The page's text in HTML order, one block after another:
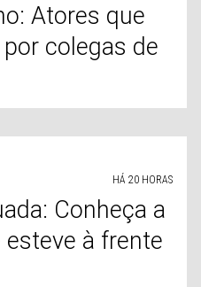
Atores que
colegas de
HÁ 20 HORAS
Conheça a
à frente